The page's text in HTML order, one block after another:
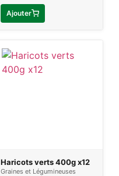
Ajouter
Haricots verts 400g x12
Graines et Légumineuses